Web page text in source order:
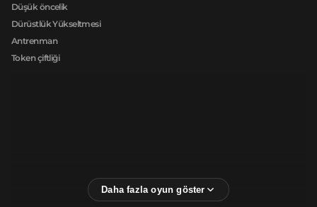
Düşük öncelik
Dürüstlük Yükseltmesi
Antrenman
Token çiftliği